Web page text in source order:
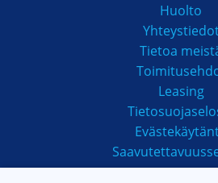
Huolto
Tietoa
Leasing